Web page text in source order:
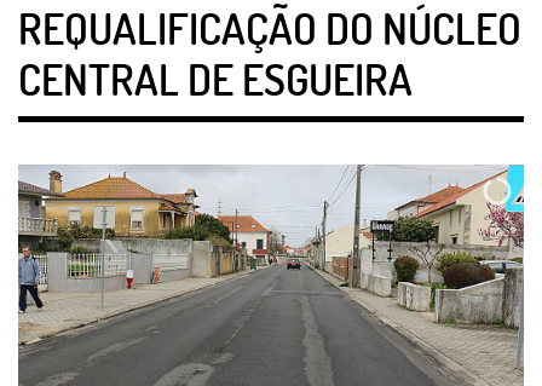
REQUALIFICAÇÃO DO NÚCLEO
CENTRAL DE ESGUEIRA